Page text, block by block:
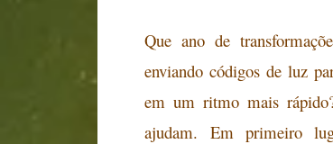
Que ano de
enviando códigos de luz
em um ritmo mais
ajudam. Em primeiro